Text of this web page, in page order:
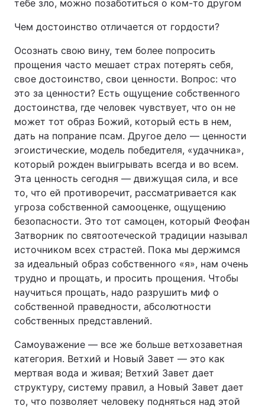
тебе зло, можно позаботиться о ком-то другом
Чем достоинство отличается от гордости?
Осознать свою вину, тем более попросить
прощения часто мешает страх потерять себя,
свое достоинство, свои ценности. Вопрос: что
это за ценности? Есть ощущение собственного
достоинства, где человек чувствует, что он не
может тот образ Божий, который есть в нем,
дать на попрание псам. Другое дело — ценности
эгоистические, модель победителя, «удачника»,
который рожден выигрывать всегда и во всем.
Эта ценность сегодня — движущая сила, и все
то, что ей противоречит, рассматривается как
угроза собственной самооценке, ощущению
безопасности. Это тот самоцен, который Феофан
Затворник по святоотеческой традиции называл
источником всех страстей. Пока мы держимся
за идеальный образ собственного «я», нам очень
трудно и прощать, и просить прощения. Чтобы
научиться прощать, надо разрушить миф о
собственной праведности, абсолютности
собственных представлений.
Самоуважение — все же больше ветхозаветная
категория. Ветхий и Новый Завет — это как
мертвая вода и живая; Ветхий Завет дает
структуру, систему правил, а Новый Завет дает
то, что позволяет человеку подняться над этой